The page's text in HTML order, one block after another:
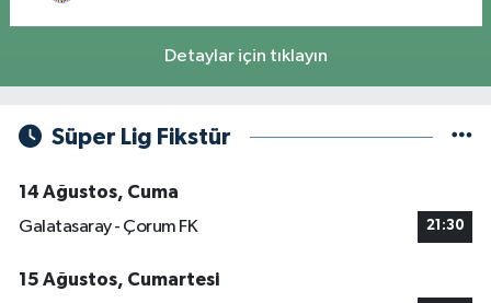
Detaylar için tıklayın
Süper Lig Fikstür
14 Ağustos, Cuma
Galatasaray - Çorum FK
21:30
15 Ağustos, Cumartesi